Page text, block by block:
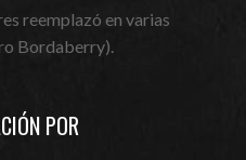
reemplazó en varias
Bordaberry).
POR